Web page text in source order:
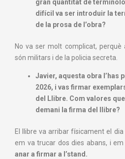
gran quantitat de
difícil va ser introduir la
de la prosa de l’obra?
No va ser molt complicat, perquè
són militars i de la policia secreta.
Javier, aquesta obra l’has
2026, i vas firmar
del Llibre. Com valores
demani la firma del llibre?
El llibre va arribar físicament el
em va trucar dos dies abans, i em
anar a firmar a l’stand.